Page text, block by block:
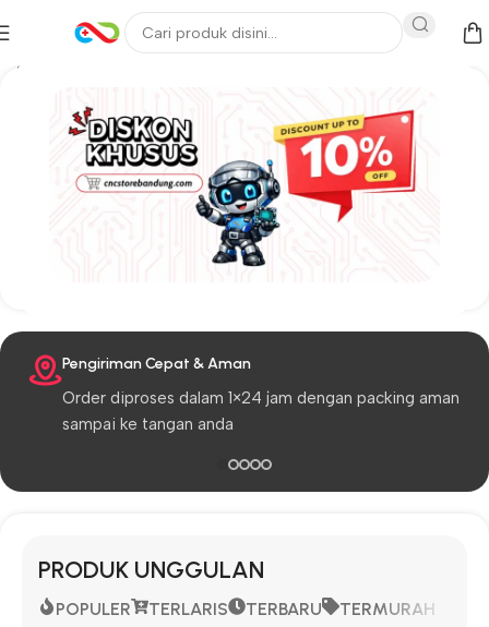
Kategori terlaris
DISPLAY
Pengiriman Cepat & Aman
Order diproses dalam 1×24 jam dengan packing aman
sampai ke tangan anda
PRODUK UNGGULAN
POPULER TERLARIS TERBARU TERMURAH